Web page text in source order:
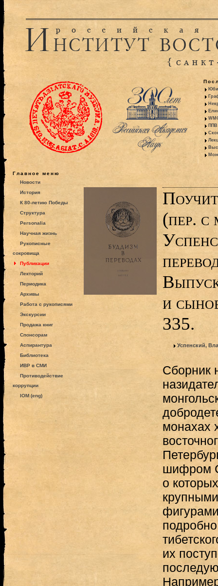
ППВ
Главное меню
Новости
История
К 80-летию Победы
Структура
Personalia
Научная жизнь
Рукописные
сокровища
Публикации
Лекторий
Периодика
Архивы
Работа с рукописями
Экскурсии
Продажа книг
Спонсорам
Аспирантура
Библиотека
ИВР в СМИ
Противодействие
коррупции
IOM (eng)
(пер.
и
335.
Успенский,
Сборник
монахах
шифром
о
их